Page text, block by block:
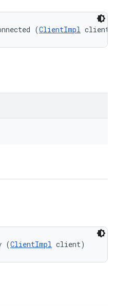
(ClientImpl client)
(ClientImpl client)